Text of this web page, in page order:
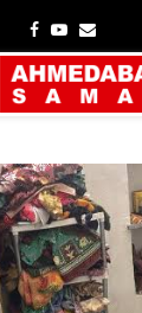
Facebook
YoutubeEmail